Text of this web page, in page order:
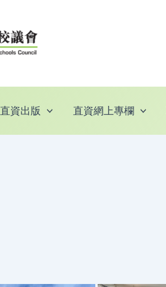
直資出版 直資網上專欄